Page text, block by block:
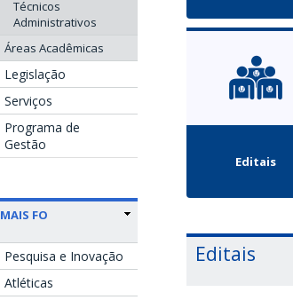
Técnicos
Administrativos
Áreas Acadêmicas
Legislação
Serviços
Programa de
Gestão
MAIS FO
Pesquisa e Inovação
Atléticas
Editais
Editais